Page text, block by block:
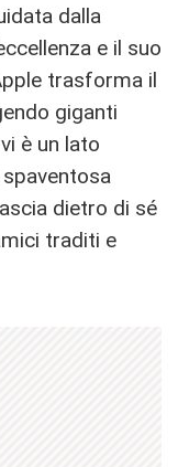
dalla
e il suo
trasforma il
giganti
è un lato
dietro di sé
traditi e